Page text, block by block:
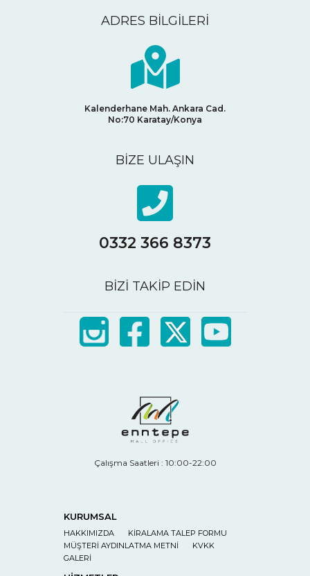
ADRES BİLGİLERİ
Kalenderhane Mah. Ankara Cad.
No:70 Karatay/Konya
BİZE ULAŞIN
0332 366 8373
BİZİ TAKİP EDİN
Çalışma Saatleri : 10:00-22:00
KURUMSAL
HAKKIMIZDA
KİRALAMA TALEP FORMU
MÜŞTERİ AYDINLATMA METNİ
KVKK
GALERİ